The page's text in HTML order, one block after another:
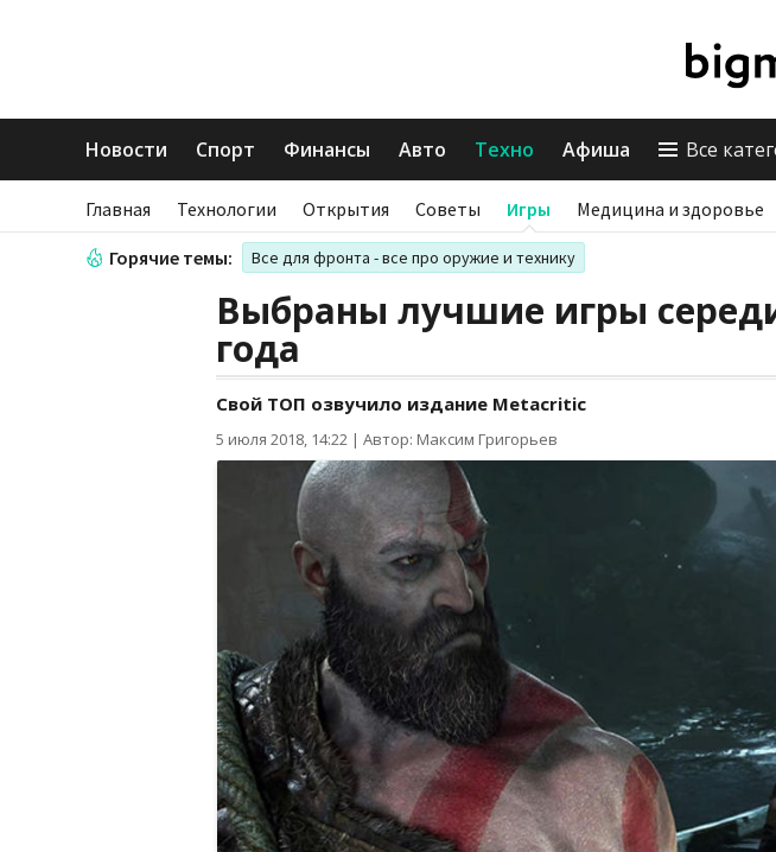
Новости Спорт Финансы Авто Техно Афиша Все
Главная Технологии Открытия Советы Игры Медицина и здоровье
Горячие темы: Все для фронта - все про оружие и технику
Выбраны лучшие игры
года
Свой ТОП озвучило издание Metacritic
5 июля 2018, 14:22 | Автор: Максим Григорьев